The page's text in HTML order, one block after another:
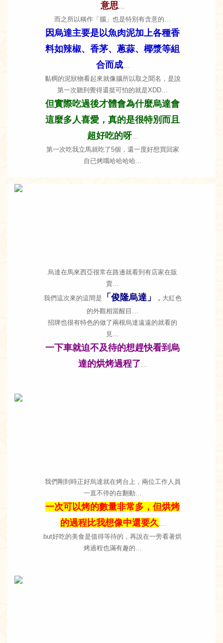
意思…
而之所以稱作「腦」也是特別有含意的…
因烏達主要是以魚肉泥加上各種香
料如辣椒、香茅、蔥蒜、椰漿等組
合而成…
黏稠的泥狀物看起來就像腦所以取之聞名，是說
第一次聽到覺得還挺可怕的就是XDD…
但實際吃過後才體會為什麼烏達會
這麼多人喜愛，真的是很特別而且
超好吃的呀…
第一次吃我立馬就吃了5個，還一度好想買回家
自已烤哦哈哈哈哈…
烏達在馬來西亞很常在路邊就看到有店家在販
賣…
我們這次來的這間是
「俊隆烏達」 ， 大紅色
的外觀相當醒目…
招牌也很有特色的做了兩根烏達遠遠的就看的
見…
一下車就迫不及待的想趕快看到烏
達的烘烤過程了 …
我們剛到時正好烏達就在烤台上，兩位工作人員
一直不停的在翻動…
一次可以烤的數量非常多，但烘烤
的過程比我想像中還要久…
but好吃的美食是值得等待的，再說在一旁看著烘
烤過程也滿有趣的…